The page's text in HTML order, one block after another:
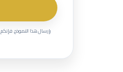
بإرسال هذا النموذج،